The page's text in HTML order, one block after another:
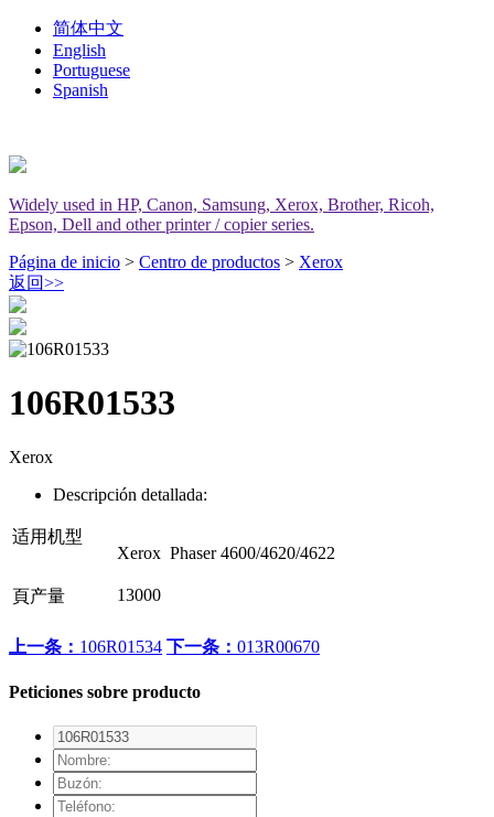
简体中文
English
Portuguese
Spanish
Widely used in HP, Canon, Samsung, Xerox, Brother, Ricoh,
Epson, Dell and other printer / copier series.
Página de inicio > Centro de productos > Xerox
返回>>
106R01533
Xerox
Descripción detallada:
适用机型
Xerox Phaser 4600/4620/4622
頁产量 13000
上一条： 106R01534 下一条： 013R00670
Peticiones sobre producto